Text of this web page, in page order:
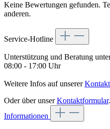
Keine Bewertungen gefunden.
anderen.
Service-Hotline
Unterstützung und Beratung
08:00 - 17:00 Uhr
Weitere Infos auf unserer
Oder über unserKontaktformular.
Informationen